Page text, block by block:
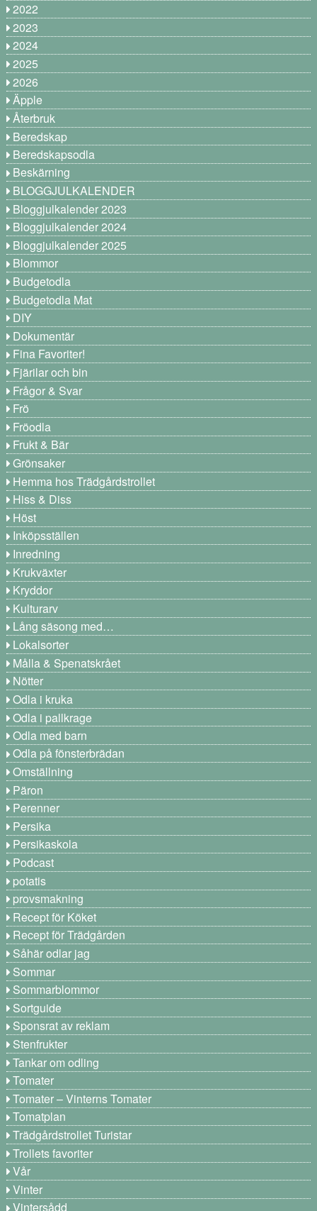
2022
2023
2024
2025
2026
Äpple
Återbruk
Beredskap
Beredskapsodla
Beskärning
BLOGGJULKALENDER
Bloggjulkalender 2023
Bloggjulkalender 2024
Bloggjulkalender 2025
Blommor
Budgetodla
Budgetodla Mat
DIY
Dokumentär
Fina Favoriter!
Fjärilar och bin
Frågor & Svar
Frö
Fröodla
Frukt & Bär
Grönsaker
Hemma hos Trädgårdstrollet
Hiss & Diss
Höst
Inköpsställen
Inredning
Krukväxter
Kryddor
Kulturarv
Lång säsong med…
Lokalsorter
Målla & Spenatskrået
Nötter
Odla i kruka
Odla i pallkrage
Odla med barn
Odla på fönsterbrädan
Omställning
Päron
Perenner
Persika
Persikaskola
Podcast
potatis
provsmakning
Recept för Köket
Recept för Trädgården
Såhär odlar jag
Sommar
Sommarblommor
Sortguide
Sponsrat av reklam
Stenfrukter
Tankar om odling
Tomater
Tomater – Vinterns Tomater
Tomatplan
Trädgårdstrollet Turistar
Trollets favoriter
Vår
Vinter
Vintersådd